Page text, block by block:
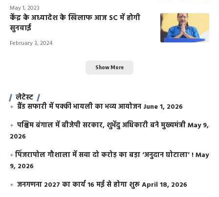
May 1, 2023
केंद्र के अध्यादेश के खिलाफ आज SC में होगी
सुनवाई
February 3, 2024
Show More
लेटेस्ट
ग्रैंड सफारी में पक्की भायली का भव्य आयोजन June 1, 2026
पश्चिम बंगाल में बीजेपी सरकार, शुभेंदु अधिकारी बने मुख्यमंत्रीMay 9,
2026
​पिंजरापोल गौशाला में सवा दो करोड़ का बड़ा ‘अनुदान घोटाला’ !May
9, 2026
जनगणना 2027 का कार्य 16 मई से होगा शुरूApril 18, 2026